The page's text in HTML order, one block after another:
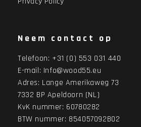
Neem contact op
Telefoon: +31 (0) 553 031 440
E-mail: Info@wood55.eu
Adres: Lange Amerikaweg 73
7332 BP Apeldoorn (NL)
KvK nummer: 60780282
BTW nummer: 854057092B02